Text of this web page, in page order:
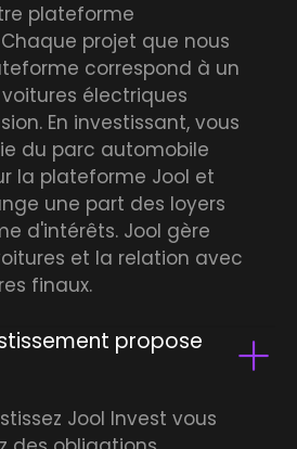
plateforme
projet que nous
correspond à un
électriques
En investissant, vous
du parc automobile
la plateforme Jool et
une part des loyers
d'intérêts. Jool gère
et la relation avec
finaux.
propose
Jool Invest vous